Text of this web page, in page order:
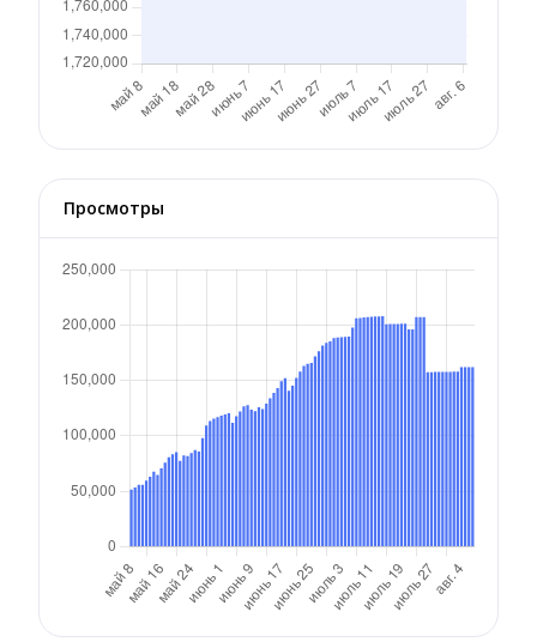
Просмотры